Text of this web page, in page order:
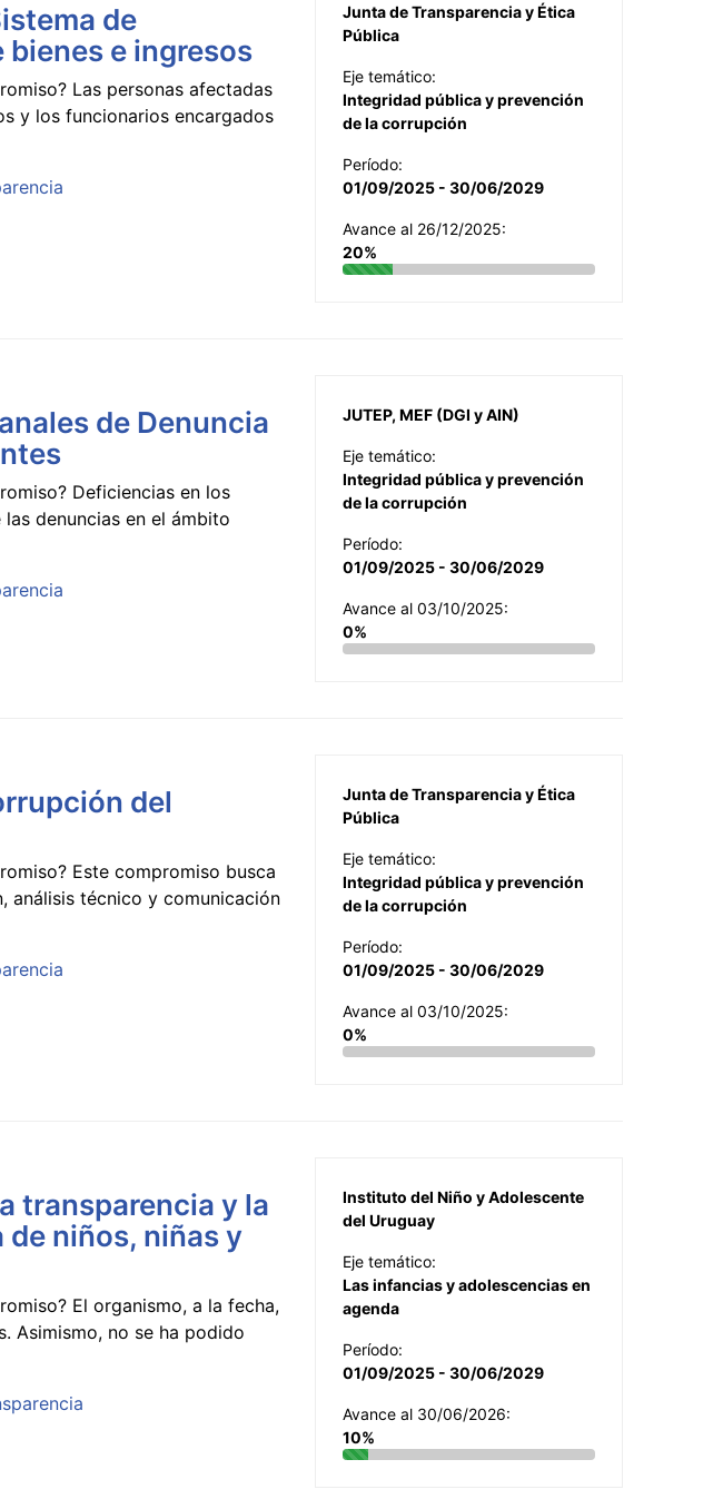
de
e ingresos
Las personas afectadas
y los funcionarios encargados
Junta de Transparencia y Ética
Pública
Eje temático:
Integridad pública y prevención
de la corrupción
Período:
01/09/2025 - 30/06/2029
Avance al 26/12/2025:
20%
de Denuncia
Deficiencias en los
denuncias en el ámbito
JUTEP, MEF (DGI y AIN)
Eje temático:
Integridad pública y prevención
de la corrupción
Período:
01/09/2025 - 30/06/2029
Avance al 03/10/2025:
0%
del
Este compromiso busca
análisis técnico y comunicación
Junta de Transparencia y Ética
Pública
Eje temático:
Integridad pública y prevención
de la corrupción
Período:
01/09/2025 - 30/06/2029
Avance al 03/10/2025:
0%
transparencia y la
niños, niñas y
El organismo, a la fecha,
Asimismo, no se ha podido
Instituto del Niño y Adolescente
del Uruguay
Eje temático:
Las infancias y adolescencias en
agenda
Período:
01/09/2025 - 30/06/2029
Avance al 30/06/2026:
10%